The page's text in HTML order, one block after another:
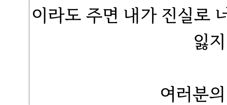
이라도 주면 내가 진실로
잃
여러분